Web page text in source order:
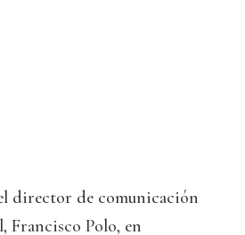
director de comunicación
Francisco Polo, en